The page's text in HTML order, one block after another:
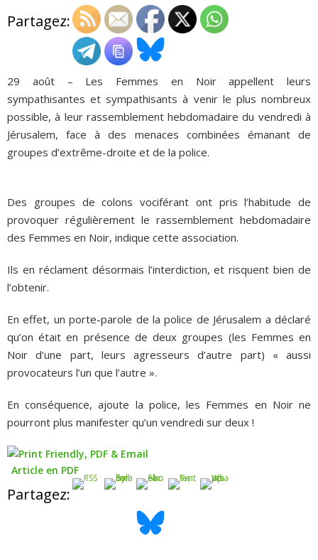
QUI SOMMES-NOUS ?
ADHÉSIONS, DONS, CONTACT
Partagez:
29 août – Les Femmes en Noir appellent leurs
sympathisantes et sympathisants à venir le plus nombreux
possible, à leur rassemblement hebdomadaire du vendredi à
Jérusalem, face à des menaces combinées émanant de
groupes d’extrême-droite et de la police.
Des groupes de colons vociférant ont pris l’habitude de
provoquer régulièrement le rassemblement hebdomadaire
des Femmes en Noir, indique cette association.
Ils en réclament désormais l’interdiction, et risquent bien de
l’obtenir.
En effet, un porte-parole de la police de Jérusalem a déclaré
qu’on était en présence de deux groupes (les Femmes en
Noir d’une part, leurs agresseurs d’autre part) « aussi
provocateurs l’un que l’autre ».
En conséquence, ajoute la police, les Femmes en Noir ne
pourront plus manifester qu’un vendredi sur deux !
Article en PDF
Partagez: